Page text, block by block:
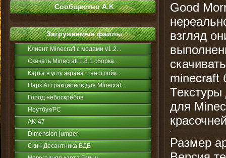
Сообщество A.K
Загружаемые файлы
Клиент Minecraft с модами v1.2...
Скачать Minecraft 1.8.1 сборка...
Карта в углу экрана + настройк...
Парк Аттракционов для Minecraf...
Город небоскрёбов
Ноутбук/PC
AK-47
Dimension jumper
Скин Десантника ВДВ
Good
взгляд
minecraft
для
Размер